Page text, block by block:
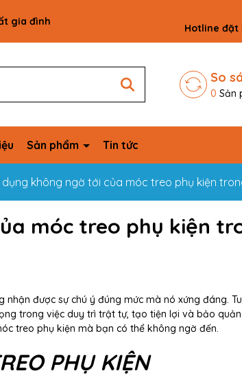
gia đình
Hotline đặt
So
0 Sản
Sản phẩm Tin tức
dụng không ngờ tới của móc treo phụ kiện
móc treo phụ kiện
được sự chú ý đúng mức mà nó xứng đáng.
trong việc duy trì trật tự, tạo tiện lợi và bảo
treo phụ kiện mà bạn có thể không ngờ đến.
PHỤ KIỆN